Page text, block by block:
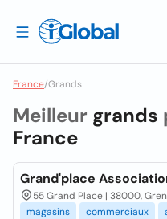
France/Grands
Meilleur grands
France
Grand'place
55 Grand Place | 38000,
magasins
commerciaux